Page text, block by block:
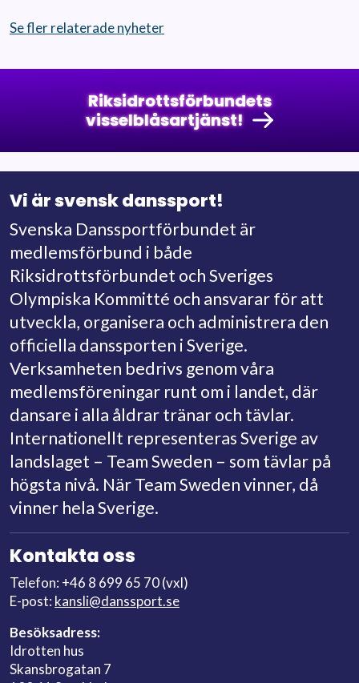
Se fler relaterade nyheter
Riksidrottsförbundets
visselblåsartjänst!
Vi är svensk danssport!
Svenska Danssportförbundet är
medlemsförbund i både
Riksidrottsförbundet och Sveriges
Olympiska Kommitté och ansvarar för att
utveckla, organisera och administrera den
officiella danssporten i Sverige.
Verksamheten bedrivs genom våra
medlemsföreningar runt om i landet, där
dansare i alla åldrar tränar och tävlar.
Internationellt representeras Sverige av
landslaget – Team Sweden – som tävlar på
högsta nivå. När Team Sweden vinner, då
vinner hela Sverige.
Kontakta oss
Telefon: +46 8 699 65 70 (vxl)
E-post: kansli@danssport.se
Besöksadress:
Idrotten hus
Skansbrogatan 7